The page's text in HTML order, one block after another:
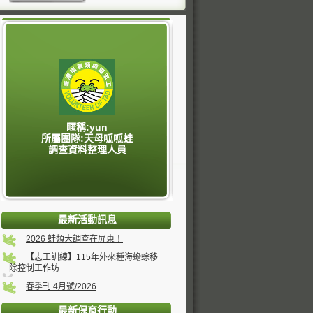
暱稱:yun
所屬團隊:天母呱呱蛙
調查資料整理人員
最新活動訊息
2026 蛙類大調查在屏東！
【志工訓練】115年外來種海蟾蜍移
除控制工作坊
春季刊 4月號/2026
最新保育行動